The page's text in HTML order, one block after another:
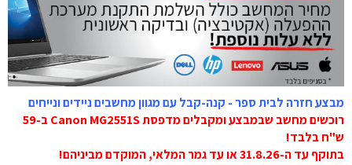
מבצע חזרה לבית ספר - קנה-קבל עם מגוון מחשבים ניידים ונייחים
רוכשים מחשב שבמבצע ומקבלים מדפסת Canon MG2551S ב-59
ש"ח בלבד!
בתוקף עד ה-31.8.26 או עד גמר המלאי, המוקדם מביניהם!